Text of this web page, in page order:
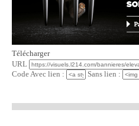
Télécharger
URL
Code Avec lien :
Sans lien :